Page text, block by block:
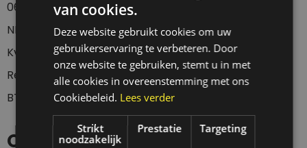
06-23437536
NL42 KNAB 0255 7096 76
KvK: 67705162
Registratie diervoeding: NL 230455
BTWnr: NL002029104B36
Openingstijden
van cookies.
Deze website gebruikt cookies om uw
gebruikerservaring te verbeteren. Door
onze website te gebruiken, stemt u in met
alle cookies in overeenstemming met ons
Cookiebeleid. Lees verder
Strikt
noodzakelijk
Prestatie Targeting